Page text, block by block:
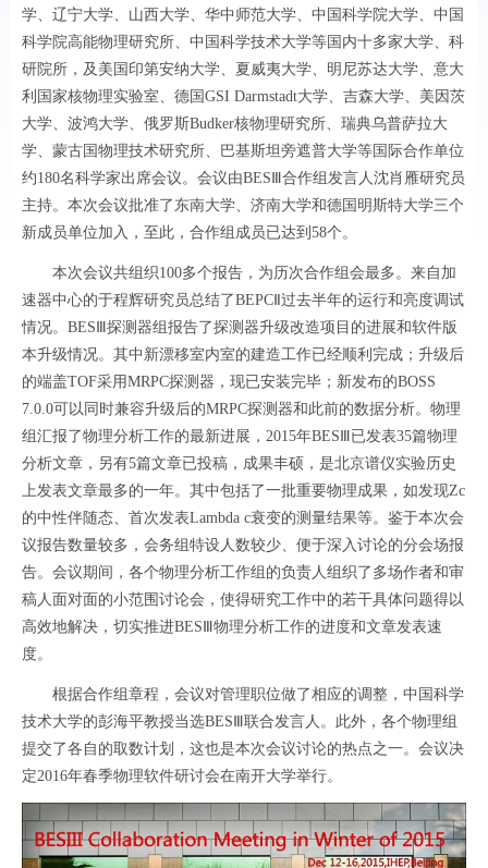
学、辽宁大学、山西大学、华中师范大学、中国科学院大学、中国
科学院高能物理研究所、中国科学技术大学等国内十多家大学、科
研院所，及美国印第安纳大学、夏威夷大学、明尼苏达大学、意大
利国家核物理实验室、德国 GSI Darmstadt大学、吉森大学、美因茨
大学、波鸿大学、俄罗斯Budker核物理研究所、瑞典乌普萨拉大
学、蒙古国物理技术研究所、巴基斯坦旁遮普大学等国际合作单位
约180名科学家出席会议。会议由BES Ⅲ合作组发言人沈肖雁研究员
主持。本次会议批准了东南大学、济南大学和德国明斯特大学三个
新成员单位加入，至此，合作组成员已达到 58个。
本次会议共组织100多个报告，为历次合作组会最多。来自加
速器中心的于程辉研究员总结了BEPC Ⅱ过去半年的运行和亮度调试
情况。 BES Ⅲ探测器组报告了探测器升级改造项目的进展和软件版
本升级情况。其中新漂移室内室的建造工作已经顺利完成；升级后
的端盖TOF采用MRPC探测器，现已安装完毕；新发布的BOSS
7.0.0可以同时兼容升级后的MRPC探测器和此前的数据分析。物理
组汇报了物理分析工作的最新进展， 2015年BES Ⅲ已发表35篇物理
分析文章，另有5篇文章已投稿，成果丰硕，是北京谱仪实验历史
上发表文章最多的一年。其中包括了一批重要物理成果，如发现Zc
的中性伴随态、首次发表Lambda c衰变的测量结果等。鉴于本次会
议报告数量较多，会务组特设人数较少、便于深入讨论的分会场报
告。会议期间，各个物理分析工作组的负责人组织了多场作者和审
稿人面对面的小范围讨论会，使得研究工作中的若干具体问题得以
高效地解决，切实推进BES Ⅲ物理分析工作的进度和文章发表速
度。
根据合作组章程，会议对管理职位做了相应的调整，中国科学
技术大学的彭海平教授当选BES
联合发言人。此外，各个物理组
提交了各自的取数计划，这也是本次会议讨论的热点之一。会议决
定2016年春季物理软件研讨会在南开大学举行。